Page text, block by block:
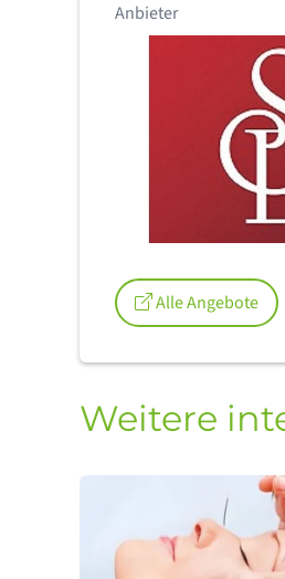
Anbieter
Alle Angebote
Weitere